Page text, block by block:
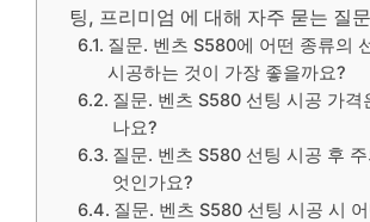
팅, 프리미엄 에 대해 자주 묻는 질
질문. 벤츠 S580에 어떤 종류의
시공하는 것이 가장 좋을까요?
질문. 벤츠 S580 선팅 시공 가격
나요?
질문. 벤츠 S580 선팅 시공 후
엇인가요?
질문. 벤츠 S580 선팅 시공 시